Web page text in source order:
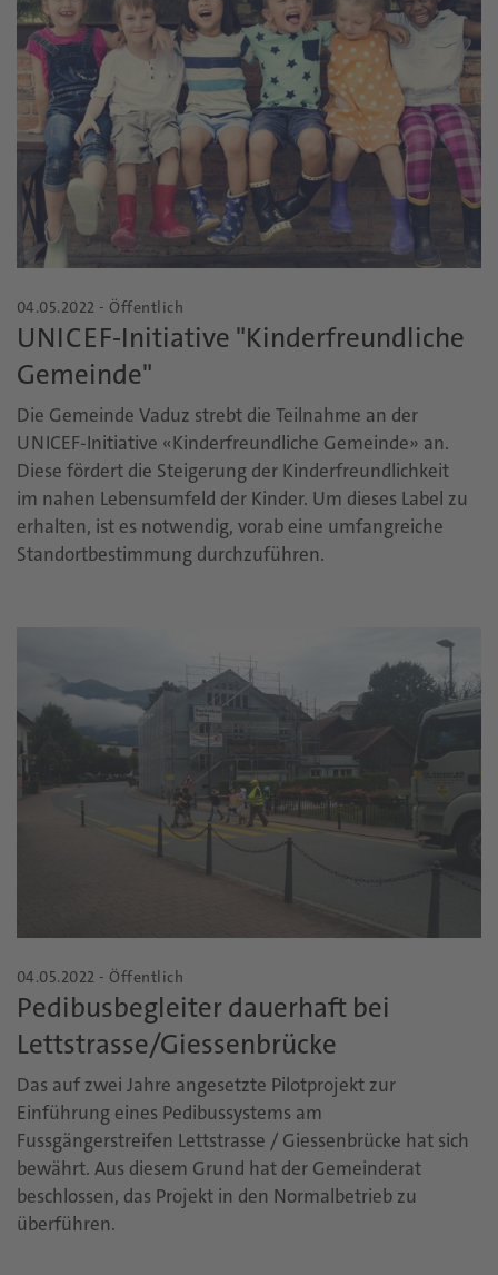
04.05.2022 - Öffentlich
UNICEF-Initiative "Kinderfreundliche
Gemeinde"
Die Gemeinde Vaduz strebt die Teilnahme an der
UNICEF-Initiative «Kinderfreundliche Gemeinde» an.
Diese fördert die Steigerung der Kinderfreundlichkeit
im nahen Lebensumfeld der Kinder. Um dieses Label zu
erhalten, ist es notwendig, vorab eine umfangreiche
Standortbestimmung durchzuführen.
04.05.2022 - Öffentlich
Pedibusbegleiter dauerhaft bei
Lettstrasse/Giessenbrücke
Das auf zwei Jahre angesetzte Pilotprojekt zur
Einführung eines Pedibussystems am
Fussgängerstreifen Lettstrasse / Giessenbrücke hat sich
bewährt. Aus diesem Grund hat der Gemeinderat
beschlossen, das Projekt in den Normalbetrieb zu
überführen.